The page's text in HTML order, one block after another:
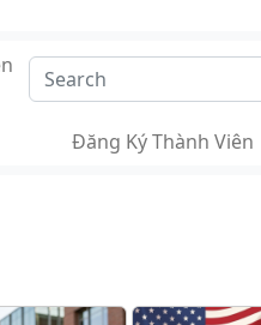
Đăng Ký Thành Viên